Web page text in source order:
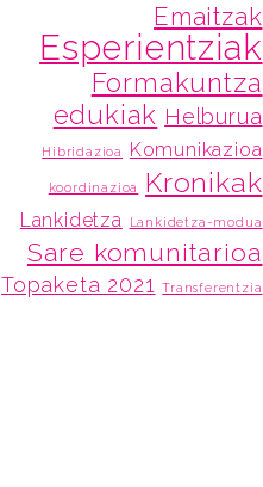
Emaitzak
Esperientziak
Formakuntza
edukiak Helburua
Hibridazioa Komunikazioa
koordinazioa Kronikak
Lankidetza Lankidetza-modua
Sare komunitarioa
Topaketa 2021 Transferentzia